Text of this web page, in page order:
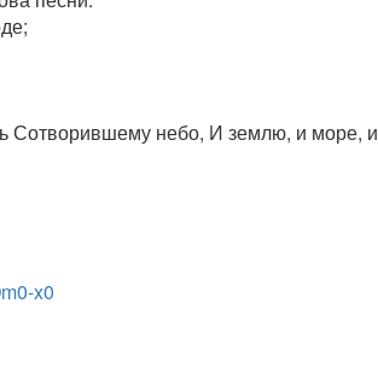
Сотворившему небо, И землю, и море, и
x0